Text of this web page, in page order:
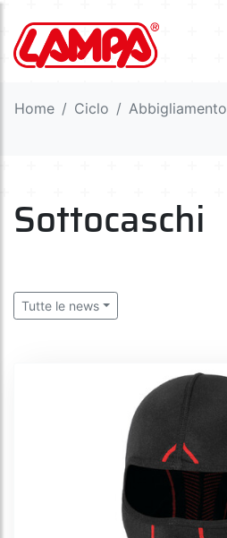
Home Ciclo Abbigliamento
Sottocaschi
Tutte le news